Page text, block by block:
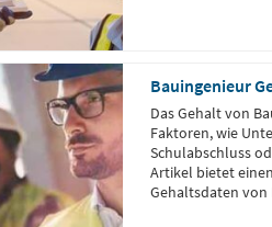
Bauingenieur
Das Gehalt von
Faktoren, wie
Schulabschluss
Artikel bietet
Gehaltsdaten von